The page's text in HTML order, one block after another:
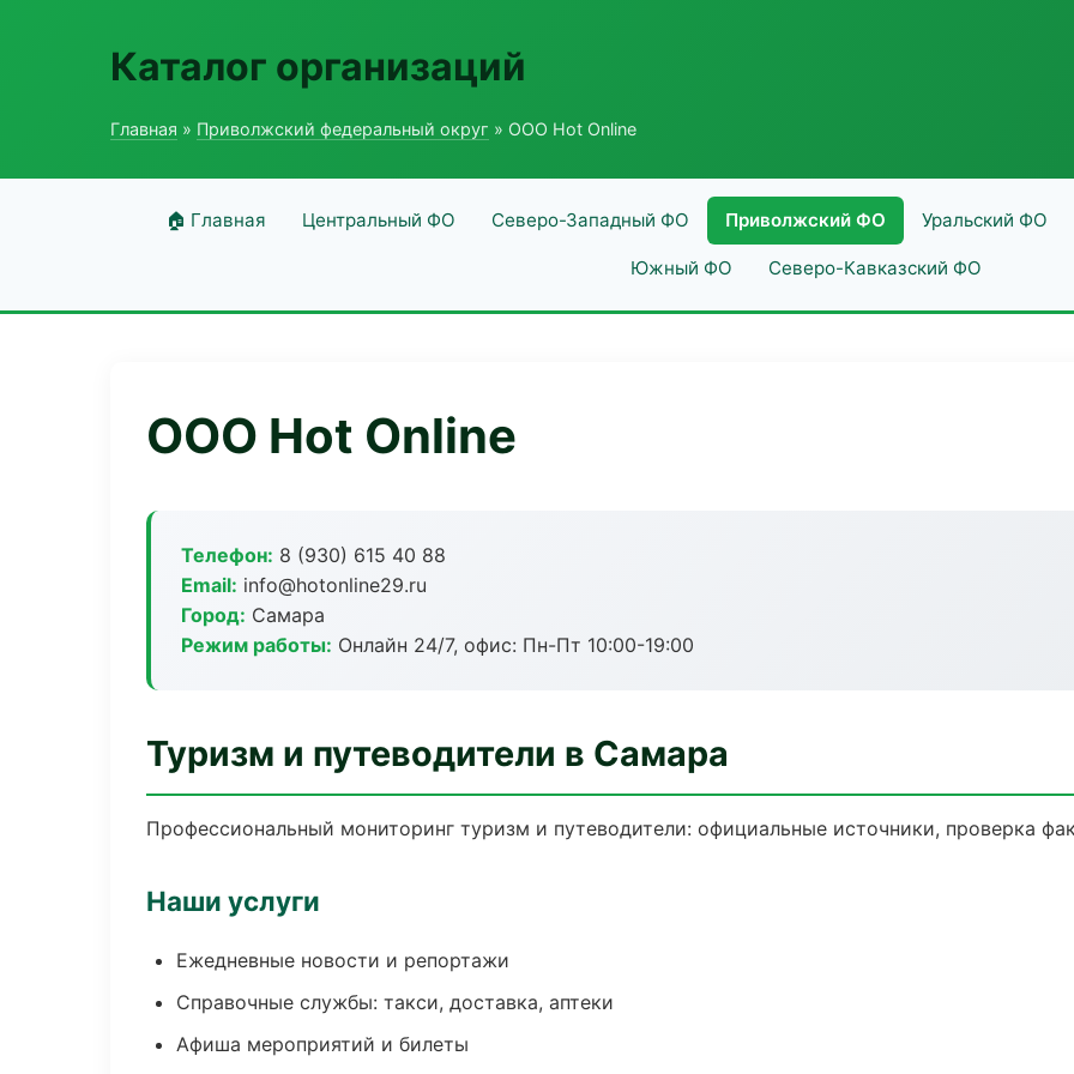
Каталог организаций
Главная » Приволжский федеральный округ » ООО Hot Online
🏠 Главная Центральный ФО Северо-Западный ФО Приволжский ФО Уральский ФО
Южный ФО Северо-Кавказский ФО
ООО Hot Online
Телефон: 8 (930) 615 40 88
Email: info@hotonline29.ru
Город: Самара
Режим работы: Онлайн 24/7, офис: Пн-Пт 10:00-19:00
Туризм и путеводители в Самара
Профессиональный мониторинг туризм и путеводители: официальные источники, проверка
Наши услуги
Ежедневные новости и репортажи
Справочные службы: такси, доставка, аптеки
Афиша мероприятий и билеты